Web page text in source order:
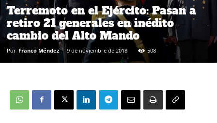
Terremoto en el Ejército: Pasan a
retiro 21 generales en inédito
cambio del Alto Mando
Por Franco Méndez - 9 de noviembre de 2018 508